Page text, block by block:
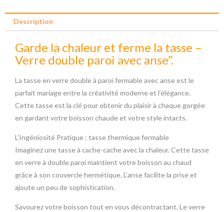
Description
Garde la chaleur et ferme la tasse –
Verre double paroi avec anse”.
La tasse en verre double à paroi fermable avec anse est le
parfait mariage entre la créativité moderne et l’élégance.
Cette tasse est la clé pour obtenir du plaisir à chaque gorgée
en gardant votre boisson chaude et votre style intacts.
L’Ingéniosité Pratique : tasse thermique fermable
Imaginez une tasse à cache-cache avec la chaleur. Cette tasse
en verre à double paroi maintient votre boisson au chaud
grâce à son couvercle hermétique. L’anse facilite la prise et
ajoute un peu de sophistication.
Savourez votre boisson tout en vous décontractant. Le verre